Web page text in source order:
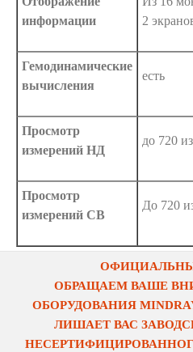
информации
2
Гемодинамические
вычисления
есть
Просмотр
измерений НД
до 720
Просмотр
измерений СВ
До 720
ОБРАЩАЕМ ВАШЕ
ОБОРУДОВАНИЯ
ЛИШАЕТ ВАС